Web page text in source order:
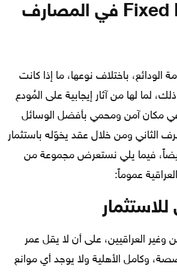
أفضل الودائع الثابتة Fixed Deposits في المصارف
الودائع، باختلاف نوعها، ما إذا كانت
لما لها من آثار إيجابية على المُودع
مكان آمن ومحمي بأفضل الوسائل
الثاني ومن خلال عقد يخوّله باستثمار
أيضاً، فيما يلي نستعرض مجموعة من
وغير العراقيين، على أن لا يقل عمر
محكمة متخصصة، وكامل الأهلية ولا يوجد أي موانع